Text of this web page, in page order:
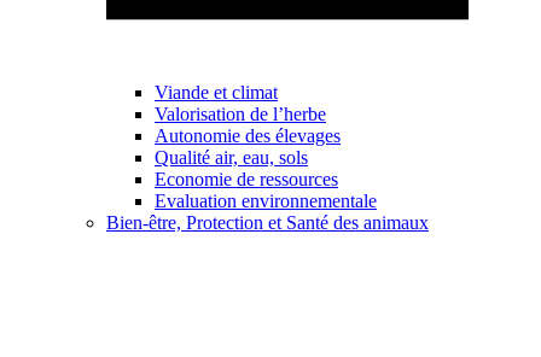
Viande et climat
Valorisation de l’herbe
Autonomie des élevages
Qualité air, eau, sols
Economie de ressources
Evaluation environnementale
Bien-être, Protection et Santé des animaux